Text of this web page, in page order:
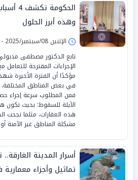
وهذه أبرز الحلول
الإثنين 08/سبتمبر/2025 - 03:24 م
تابع الدكتور مصطفى
الإجراءات المقترحة للتعامل
مؤكدًا أن الفترة الأخيرة
في بعض المناطق
فمن المطلوب سرعة إجراء
الآيلة للسقوط؛ بحيث تكون
هذه العقارات، مثلما نجحت
مشكلة المناطق غير الآمنة
أسرار المدينة
تماثيل وأجزاء